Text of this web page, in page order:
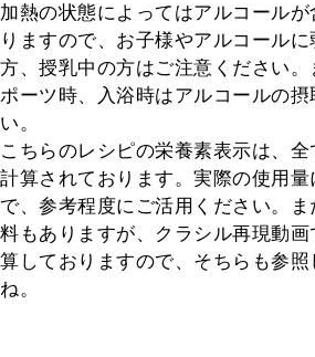
加熱の状態によってはアルコール
りますので、お子様やアルコール
方、授乳中の方はご注意ください
ポーツ時、入浴時はアルコールの摂
い。
こちらのレシピの栄養素表示は、
計算されております。実際の使用
で、参考程度にご活用ください。
料もありますが、クラシル再現動
算しておりますので、そちらも参
ね。